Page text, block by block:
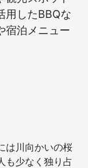
用したBBQな
宿泊メニュー
は川向かいの桜
も少なく独り占